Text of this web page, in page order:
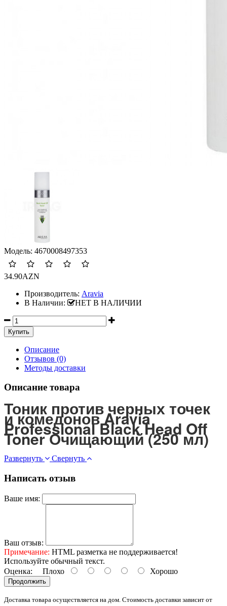
Модель: 4670008497353
34.90AZN
Производитель: Aravia
В Наличии:
НЕТ В НАЛИЧИИ
Описание
Отзывов (0)
Методы доставки
Описание товара
Тоник против черных точек
и комедонов Aravia
Professional Black Head Off
Toner Очищающий (250 мл)
Развернуть Свернуть
Написать отзыв
Ваше имя:
Ваш отзыв:
Примечание: HTML разметка не поддерживается!
Используйте обычный текст.
Оценка: Плохо Хорошо
Продолжить
Доставка товара осуществляется на дом. Стоимость доставки зависит от